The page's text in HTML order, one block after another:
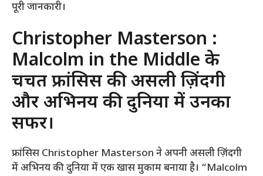
पूरी जानकारी।
Christopher Masterson :
Malcolm in the Middle के
चर्चित फ्रांसिस की असली ज़िंदगी
और अभिनय की दुनिया में उनका
सफर।
फ्रांसिस Christopher Masterson ने अपनी असली ज़िंदगी
में अभिनय की दुनिया में एक खास मुकाम बनाया है। “Malcolm